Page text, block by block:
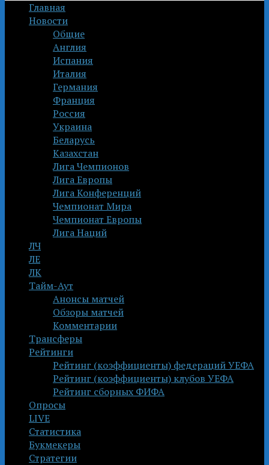
Главная
Новости
Общие
Англия
Испания
Италия
Германия
Франция
Россия
Украина
Беларусь
Казахстан
Лига Чемпионов
Лига Европы
Лига Конференций
Чемпионат Мира
Чемпионат Европы
Лига Наций
ЛЧ
ЛЕ
ЛК
Тайм-Аут
Анонсы матчей
Обзоры матчей
Комментарии
Трансферы
Рейтинги
Рейтинг (коэффициенты) федераций УЕФА
Рейтинг (коэффициенты) клубов УЕФА
Рейтинг сборных ФИФА
Опросы
LIVE
Статистика
Букмекеры
Стратегии